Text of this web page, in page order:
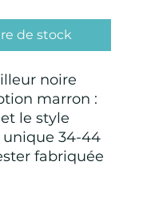
de stock
noire
marron :
le style
unique 34-44
fabriquée